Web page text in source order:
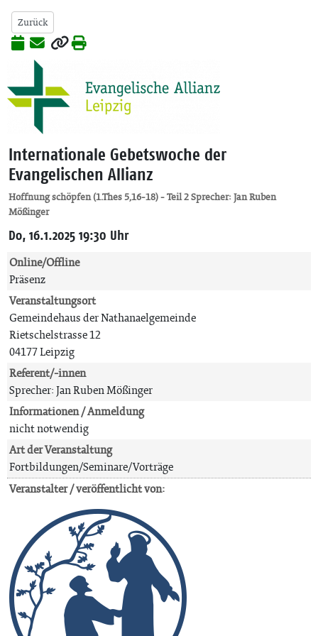
Zurück
Internationale Gebetswoche der
Evangelischen Allianz
Hoffnung schöpfen (1.Thes 5,16-18) - Teil 2 Sprecher: Jan Ruben
Mößinger
Do, 16.1.2025 19:30 Uhr
Online/Offline
Präsenz
Veranstaltungsort
Gemeindehaus der Nathanaelgemeinde
Rietschelstrasse 12
04177 Leipzig
Referent/-innen
Sprecher: Jan Ruben Mößinger
Informationen / Anmeldung
nicht notwendig
Art der Veranstaltung
Fortbildungen/Seminare/Vorträge
Veranstalter / veröffentlicht von: